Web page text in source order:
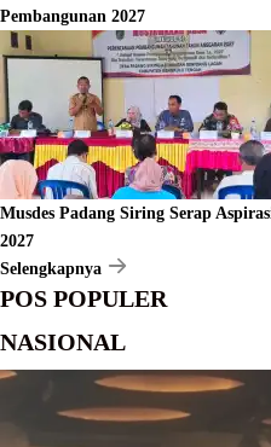
Pembangunan 2027
Musdes Padang Siring Serap
2027
Selengkapnya
POS POPULER
NASIONAL